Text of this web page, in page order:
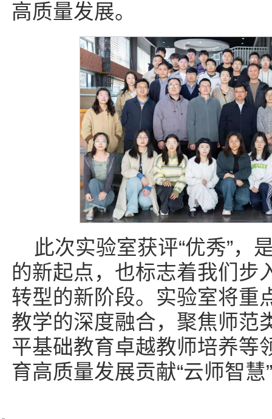
高质量发展。
此次实验室获评“优秀”，
的新起点，也标志着我们步
转型的新阶段。实验室将重
教学的深度融合，聚焦师范
平基础教育卓越教师培养等
育高质量发展贡献“云师智慧